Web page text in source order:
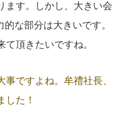
ます。しかし、大きい会
な部分は大きいです。
頂きたいですね。
事ですよね。牟禮社長、
した！